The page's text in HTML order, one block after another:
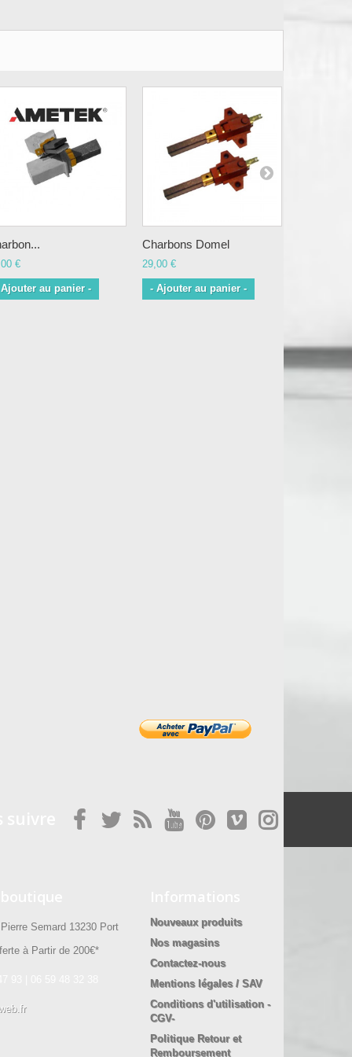
€
au panier -
Charbons Domel
29,00 €
- Ajouter au panier -
Semard 13230 Port
à Partir de 200€*
Nouveaux produits
Nos magasins
Contactez-nous
Mentions légales / SAV
Conditions d'utilisation -
CGV-
Politique Retour et
Remboursement